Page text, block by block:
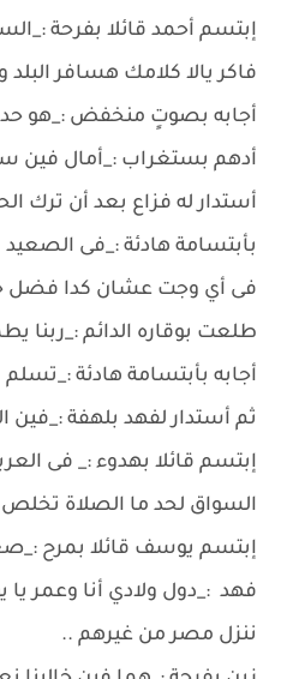
إبتسم أحمد قائلا بفرحة
فاكر يالا كلامك هسافر البلد
أجابه بصوتٍ منخفض :_هو حد
أدهم بستغراب :_أمال فين
أستدار له فزاع بعد أن ترك
بأبتسامة هادئة :_فى الصعيد
فى أي وجت عشان كدا فضل
طلعت بوقاره الدائم :_ربنا
أجابه بأبتسامة هادئة
ثم أستدار لفهد بلهفة :_فين
إبتسم قائلا بهدوء :_ فى
السواق لحد ما الصلاة
إبتسم يوسف قائلا بمرح
فهد :_دول ولادي أنا وعمر
ننزل مصر من غيرهم ..